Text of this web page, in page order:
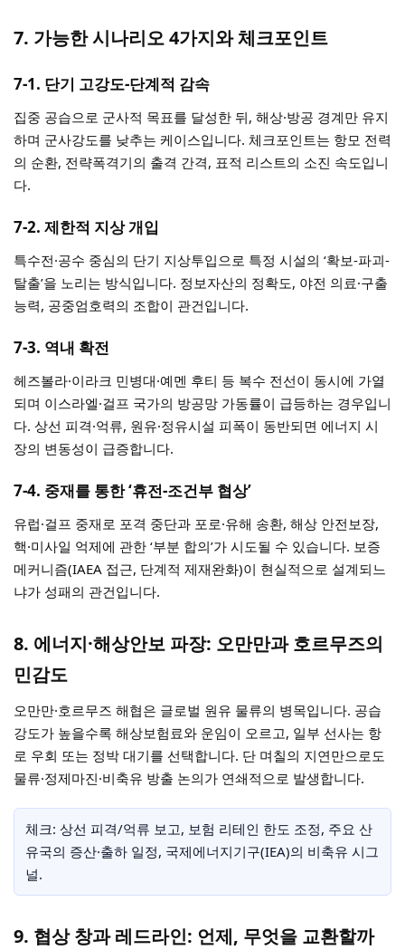
7. 가능한 시나리오 4가지와 체크포인트
7-1. 단기 고강도-단계적 감속
집중 공습으로 군사적 목표를 달성한 뒤, 해상·방공 경계만 유지
하며 군사강도를 낮추는 케이스입니다. 체크포인트는 항모 전력
의 순환, 전략폭격기의 출격 간격, 표적 리스트의 소진 속도입니
다.
7-2. 제한적 지상 개입
특수전·공수 중심의 단기 지상투입으로 특정 시설의 ‘확보-파괴-
탈출’을 노리는 방식입니다. 정보자산의 정확도, 야전 의료·구출
능력, 공중엄호력의 조합이 관건입니다.
7-3. 역내 확전
헤즈볼라·이라크 민병대·예멘 후티 등 복수 전선이 동시에 가열
되며 이스라엘·걸프 국가의 방공망 가동률이 급등하는 경우입니
다. 상선 피격·억류, 원유·정유시설 피폭이 동반되면 에너지 시
장의 변동성이 급증합니다.
7-4. 중재를 통한 ‘휴전-조건부 협상’
유럽·걸프 중재로 포격 중단과 포로·유해 송환, 해상 안전보장,
핵·미사일 억제에 관한 ‘부분 합의’가 시도될 수 있습니다. 보증
메커니즘(IAEA 접근, 단계적 제재완화)이 현실적으로 설계되느
냐가 성패의 관건입니다.
8. 에너지·해상안보 파장: 오만만과 호르무즈의
민감도
오만만·호르무즈 해협은 글로벌 원유 물류의 병목입니다. 공습
강도가 높을수록 해상보험료와 운임이 오르고, 일부 선사는 항
로 우회 또는 정박 대기를 선택합니다. 단 며칠의 지연만으로도
물류·정제마진·비축유 방출 논의가 연쇄적으로 발생합니다.
체크: 상선 피격/억류 보고, 보험 리테인 한도 조정, 주요 산
유국의 증산·출하 일정, 국제에너지기구(IEA)의 비축유 시그
널.
9. 협상 창과 레드라인: 언제, 무엇을 교환할까